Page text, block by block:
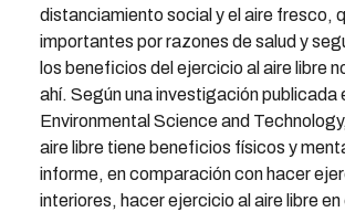
distanciamiento social y el aire fresco,
importantes por razones de salud y
los beneficios del ejercicio al aire libre
ahí. Según una investigación publicada
Environmental Science and
aire libre tiene beneficios físicos y
informe, en comparación con hacer
interiores, hacer ejercicio al aire libre en